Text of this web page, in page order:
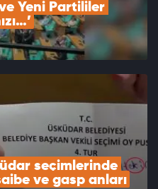
Yeni Partililer
seçimlerinde
ve gasp anları